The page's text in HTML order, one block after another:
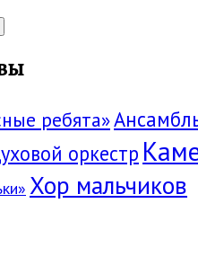
ребята»
оркестр
Хор мальчиков